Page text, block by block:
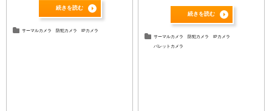
続きを読む
サーマルカメラ 防犯カメラ IPカメラ
続きを読む
サーマルカメラ 防犯カメラ IPカメラ
バレットカメラ